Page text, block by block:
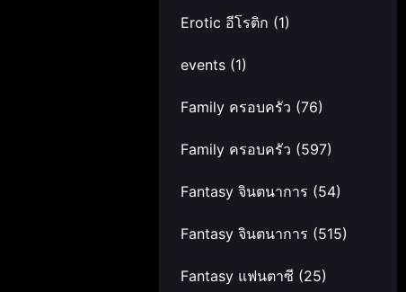
Erotic อีโรติก (1)
events (1)
Family ครอบครัว (76)
Family ครอบครัว (597)
Fantasy จินตนาการ (54)
Fantasy จินตนาการ (515)
Fantasy แฟนตาซี (25)